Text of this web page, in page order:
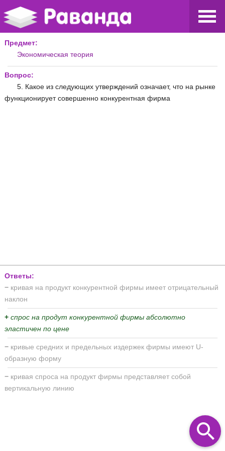
Предмет:
Экономическая теория
Вопрос:
5. Какое из следующих утверждений означает, что на рынке
функционирует совершенно конкурентная фирма
Ответы:
− кривая на продукт конкурентной фирмы имеет отрицательный
наклон
+ спрос на продут конкурентной фирмы абсолютно
эластичен по цене
− кривые средних и предельных издержек фирмы имеют U-
образную форму
− кривая спроса на продукт фирмы представляет собой
вертикальную линию